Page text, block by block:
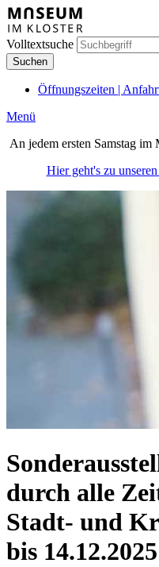
Direkt
zum
Inhalt
Volltextsuche
Meta
Öffnungszeiten |
Hauptnavigation
(Mobile)
Menü
An jedem ersten Samstag
Hier geht's zu
durch alle
Stadt- und
bis 14.12.2025